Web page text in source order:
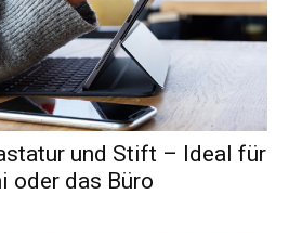
und Stift – Ideal für
oder das Büro